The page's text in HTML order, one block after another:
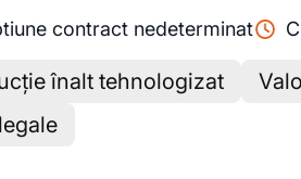
contract nedeterminat
înalt tehnologizat